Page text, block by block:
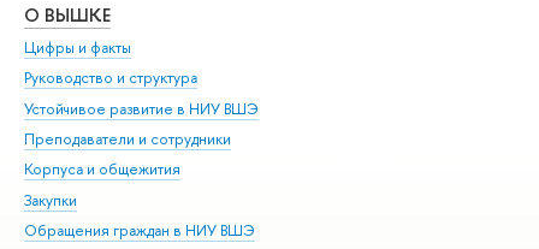
О ВЫШКЕ
Цифры и факты
Руководство и структура
Устойчивое развитие в НИУ ВШЭ
Преподаватели и сотрудники
Корпуса и общежития
Закупки
Обращения граждан в НИУ ВШЭ